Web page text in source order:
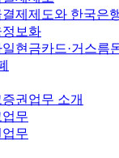
결제제도와 한국은
정보화
일현금카드·거스름
권업무 소개
무
무